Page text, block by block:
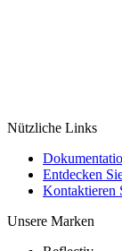
Nützliche Links
Entdecken
Kontaktieren
Unsere Marken